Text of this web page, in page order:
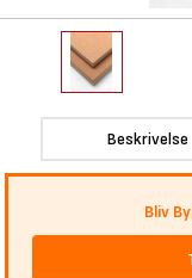
Beskrivelse
Bliv